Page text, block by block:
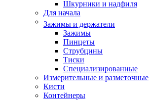
Шкурники и надфиля
Для начала
Зажимы и держатели
Зажимы
Пинцеты
Струбцины
Тиски
Специализированные
Измерительные и разметочные
Кисти
Контейнеры